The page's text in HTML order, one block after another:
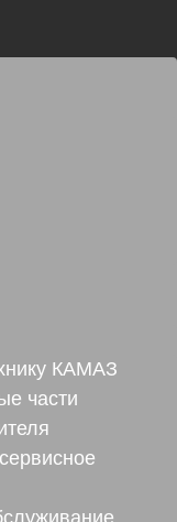
КАМАЗ
части